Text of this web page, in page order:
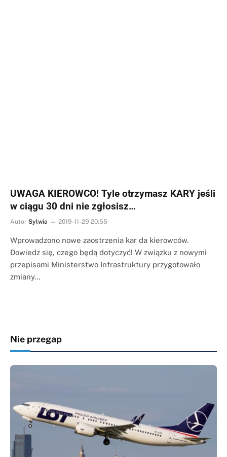
UWAGA KIEROWCO! Tyle otrzymasz KARY jeśli
w ciągu 30 dni nie zgłosisz…
Autor Sylwia 2019-11-29 20:55
Wprowadzono nowe zaostrzenia kar da kierowców.
Dowiedz się, czego będą dotyczyć! W związku z nowymi
przepisami Ministerstwo Infrastruktury przygotowało
zmiany…
Nie przegap